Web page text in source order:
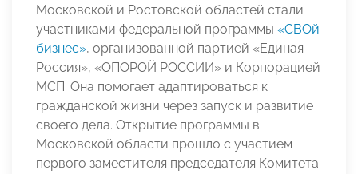
Московской и Ростовской областей стали
участниками федеральной программы «СВОй
бизнес», организованной партией «Единая
Россия», «ОПОРОЙ РОССИИ» и Корпорацией
МСП. Она помогает адаптироваться к
гражданской жизни через запуск и развитие
своего дела. Открытие программы в
Московской области прошло с участием
первого заместителя председателя Комитета